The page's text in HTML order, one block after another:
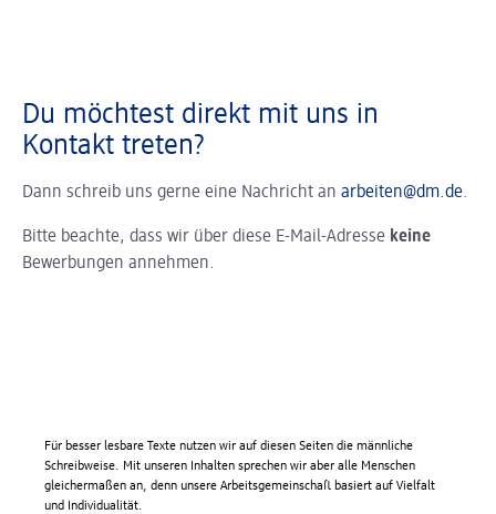
Du möchtest direkt mit uns in
Kontakt treten?
Dann schreib uns gerne eine Nachricht an arbeiten@dm.de.
Bitte beachte, dass wir über diese E-Mail-Adresse keine
Bewerbungen annehmen.
Für besser lesbare Texte nutzen wir auf diesen Seiten die männliche
Schreibweise. Mit unseren Inhalten sprechen wir aber alle Menschen
gleichermaßen an, denn unsere Arbeitsgemeinschaft basiert auf Vielfalt
und Individualität.